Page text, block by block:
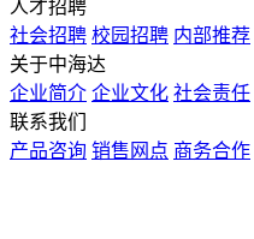
人才招聘
社会招聘 校园招聘 内部推荐
关于中海达
企业简介 企业文化 社会责任
联系我们
产品咨询 销售网点 商务合作